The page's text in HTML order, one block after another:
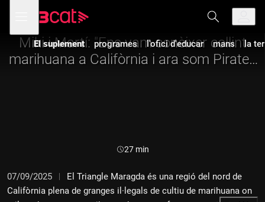
navegació
principal
menú
de
El suplement programes l'ofici d'educar mans la
Miki i Martí: "Ens vam conèixer collint
marihuana a Califòrnia i ara som Pirates
Durada:
27 min
07/09/2025
El Triangle Maragda és una regió del nord de
Califòrnia plena de granges il·legals de cultiu de marihuana on